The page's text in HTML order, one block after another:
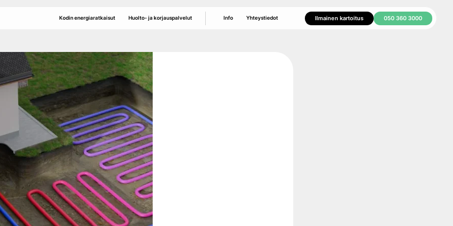
Kodin energiaratkaisut
Ilma-vesilämpö
Maalämpö
Aurinkosähkö
Raikas sisäilma
Sähköautoilu
Huolto- ja korjauspalvelut
ILP perushuolto
VILP perushuolto
ja takuutyöt
IV puhdistukset
Info Yhteystiedot Ilmainen kartoitus 050 360 3000